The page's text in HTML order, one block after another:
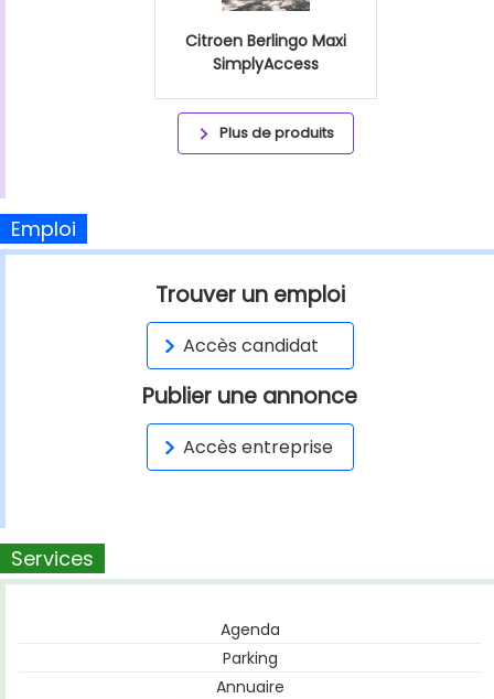
Citroen Berlingo Maxi
SimplyAccess
Plus de produits
Emploi
Trouver un emploi
Accès candidat
Publier une annonce
Accès entreprise
Services
Agenda
Parking
Annuaire